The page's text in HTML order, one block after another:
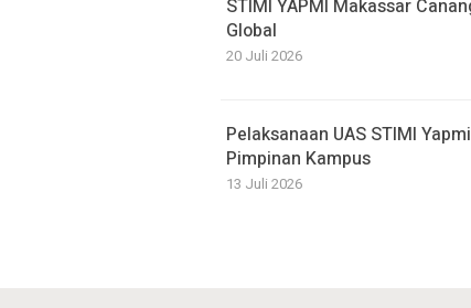
STIMI YAPMI Makassar
Global
20 Juli 2026
Pelaksanaan UAS STIMI
Pimpinan Kampus
13 Juli 2026